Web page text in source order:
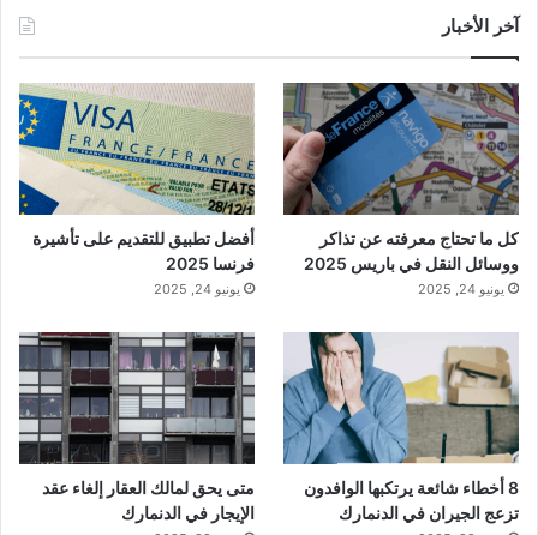
آخر الأخبار
كل ما تحتاج معرفته عن تذاكر
ووسائل النقل في باريس 2025
يونيو 24, 2025
أفضل تطبيق للتقديم على تأشيرة
فرنسا 2025
يونيو 24, 2025
8 أخطاء شائعة يرتكبها الوافدون
تزعج الجيران في الدنمارك
متى يحق لمالك العقار إلغاء عقد
الإيجار في الدنمارك